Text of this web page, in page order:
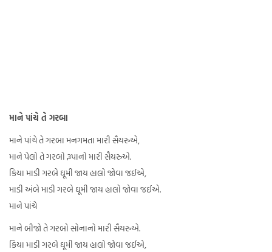
માને પાંચે તે ગરબા
માને પાંચે તે ગરબા મનગમતા મારી સૈયરુએ,
માને પેલો તે ગરબો રૂપાનો મારી સૈયરુએ.
કિયા માડી ગરબે ઘૂમી જાય હાલો જોવા જઈએ,
માડી અંબે માડી ગરબે ઘૂમી જાય હાલો જોવા જઈએ.
માને પાંચે
માને બીજો તે ગરબો સોનાનો મારી સૈયરુએ.
કિયા માડી ગરબે ઘૂમી જાય હાલો જોવા જઈએ,